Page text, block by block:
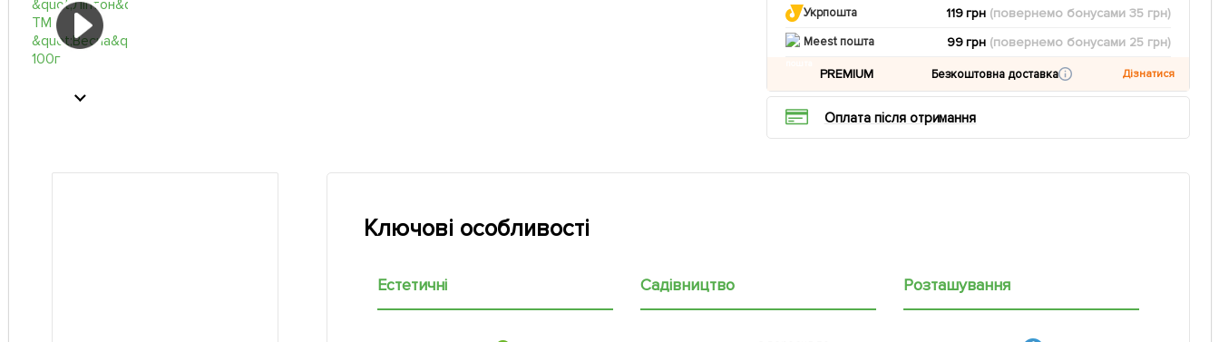
Укрпошта 119 грн (повернемо бонусами35 грн)
Meest пошта 99 грн (повернемо бонусами 25 грн)
PREMIUM Безкоштовна доставка Дізнатися
Оплата після отримання
Ключові особливості
Естетичні Садівництво Розташування